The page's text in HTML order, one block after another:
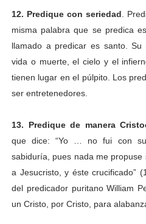
12. Predique con seriedad .
misma palabra que se predica
llamado a predicar es santo.
vida o muerte, el cielo y el
tienen lugar en el púlpito. Los
ser entretenedores.
13. Predique de manera
que dice: “Yo … no fui con
sabiduría, pues nada me
a Jesucristo, y éste crucificado”
del predicador puritano William
un Cristo, por Cristo, para